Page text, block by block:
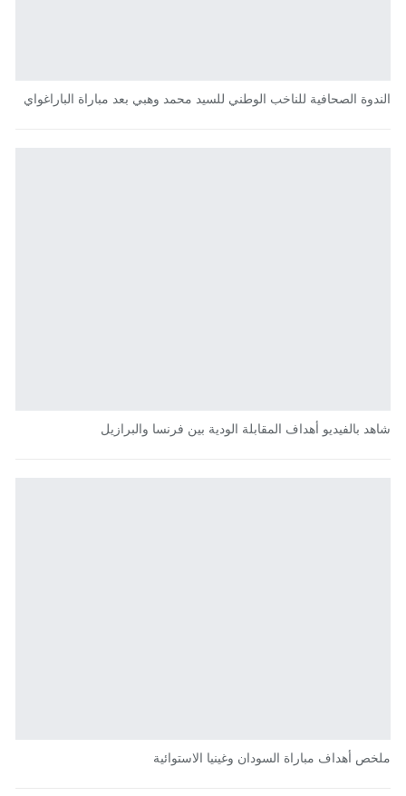
الندوة الصحافية للناخب الوطني للسيد محمد وهبي بعد مباراة الباراغواي
شاهد بالفيديو أهداف المقابلة الودية بين فرنسا والبرازيل
ملخص أهداف مباراة السودان وغينيا الاستوائية